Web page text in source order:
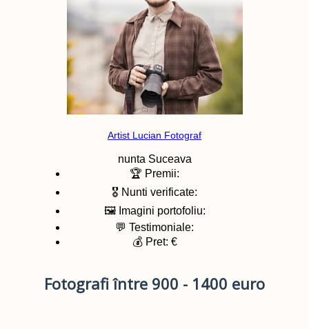
Artist Lucian Fotograf
nunta Suceava
🏆 Premii:
🎖️ Nunti verificate:
🖼️ Imagini portofoliu:
💬 Testimoniale:
💰 Pret: €
Fotografi între 900 - 1400 euro